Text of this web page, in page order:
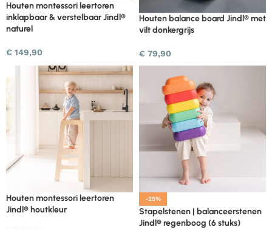
Houten montessori leertoren
inklapbaar & verstelbaar Jindl®
naturel
€ 149,90
Houten balance board Jindl® met
vilt donkergrijs
€ 79,90
Houten montessori leertoren
Jindl® houtkleur
-25%
Stapelstenen | balanceerstenen
Jindl® regenboog (6 stuks)